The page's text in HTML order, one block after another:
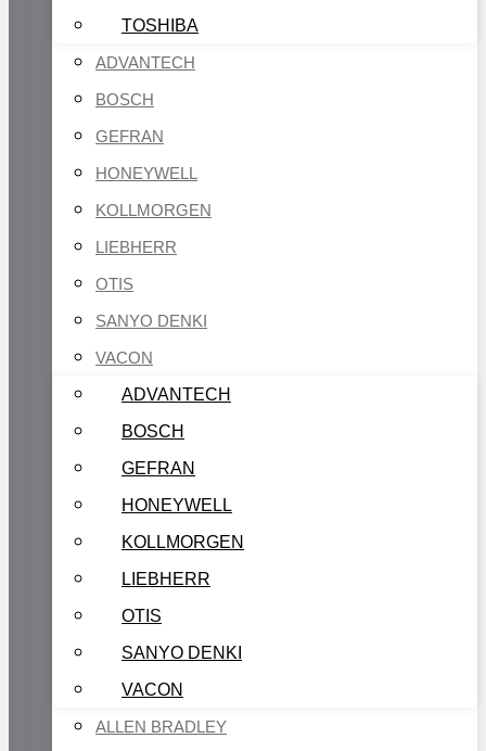
TOSHIBA
ADVANTECH
BOSCH
GEFRAN
HONEYWELL
KOLLMORGEN
LIEBHERR
OTIS
SANYO DENKI
VACON
ADVANTECH
BOSCH
GEFRAN
HONEYWELL
KOLLMORGEN
LIEBHERR
OTIS
SANYO DENKI
VACON
ALLEN BRADLEY